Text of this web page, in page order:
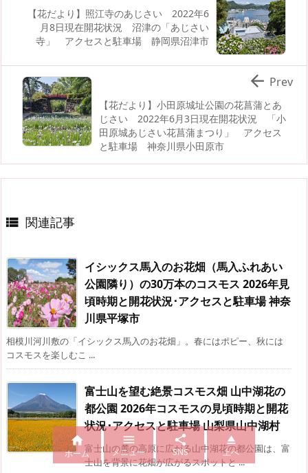
【花だより】照江寺のあじさい 2022年6
月8日現在開花状況 沼津の「あじさい
寺」 アクセスと駐車場 静岡県沼津市
【花だより】小田原城址公園の花菖蒲とあ
じさい 2022年6月3日現在開花状況 「小
田原城あじさい花菖蒲まつり」 アクセス
と駐車場 神奈川県小田原市
 Prev
 関連記事
イシックス馬入のお花畑（馬入ふれあい
公園隣り）の30万本のコスモス 2026年見
頃時期と開花状況･アクセスと駐車場 神奈
川県平塚市
相模川河川敷の「イシックス馬入のお花畑」。春にはポピー、秋には
コスモスを楽しむこ ...
富士山を望む絶景コスモス畑 山中湖花の
都公園 2026年コスモスの見頃時期と開花
状況･アクセスと駐車場 山梨県山中湖村
富士山の麓の高原に広がる山中湖花の都公園は、富
士山を背景に花畑が広がるスポットと ...

ホーム

メニュー

SNS

上へ